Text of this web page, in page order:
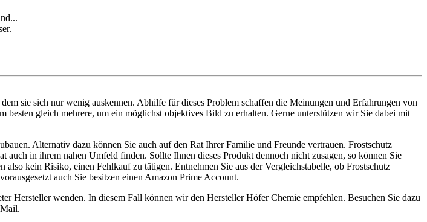
sie sich nur wenig auskennen. Abhilfe für dieses Problem schaffen die Meinungen und Erfahrungen von
gleich mehrere, um ein möglichst objektives Bild zu erhalten. Gerne unterstützen wir Sie dabei mit
Alternativ dazu können Sie auch auf den Rat Ihrer Familie und Freunde vertrauen. Frostschutz
in ihrem nahen Umfeld finden. Sollte Ihnen dieses Produkt dennoch nicht zusagen, so können Sie
kein Risiko, einen Fehlkauf zu tätigen. Entnehmen Sie aus der Vergleichstabelle, ob Frostschutz
auch Sie besitzen einen Amazon Prime Account.
Hersteller wenden. In diesem Fall können wir den Hersteller Höfer Chemie empfehlen. Besuchen Sie dazu